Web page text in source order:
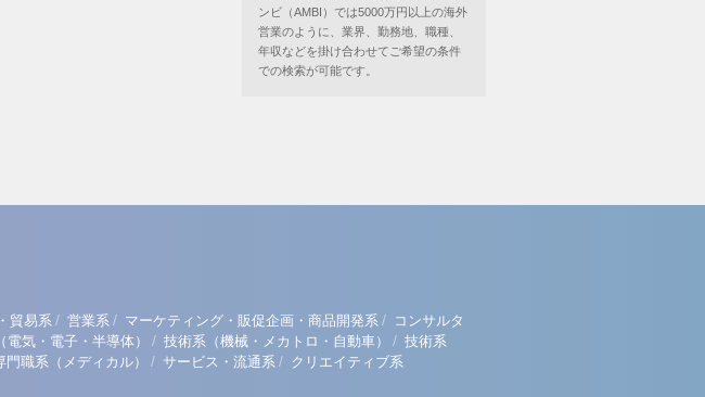
ンビ（AMBI）では5000万円以上の海外
営業のように、業界、勤務地、職種、
年収などを掛け合わせてご希望の条件
での検索が可能です。
貿易系/ 営業系 / マーケティング・販促企画・商品開発系 / コンサルタ
電気・電子・半導体） / 技術系（機械・メカトロ・自動車） / 技術系
門職系（メディカル） / サービス・流通系 / クリエイティブ系